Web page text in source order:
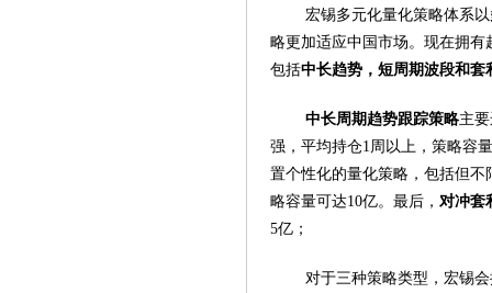
宏锡多元化量化策略体系以
略更加适应中国市场。现在拥有
包括中长趋势，短周期波段和套
中长周期趋势跟踪策略主
强，平均持仓1周以上，策略容
置个性化的量化策略，包括但
略容量可达10亿。最后， 对冲套
5亿；
对于三种策略类型，宏锡